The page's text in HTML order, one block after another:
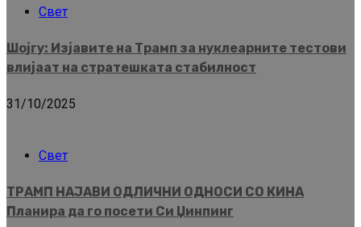
Свет
Шојгу: Изјавите на Трамп за нуклеарните тестови
влијаат на стратешката стабилност
31/10/2025
Свет
ТРАМП НАЈАВИ ОДЛИЧНИ ОДНОСИ СО КИНА
Планира да го посети Си Џинпинг